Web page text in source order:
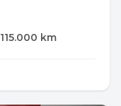
115.000 km